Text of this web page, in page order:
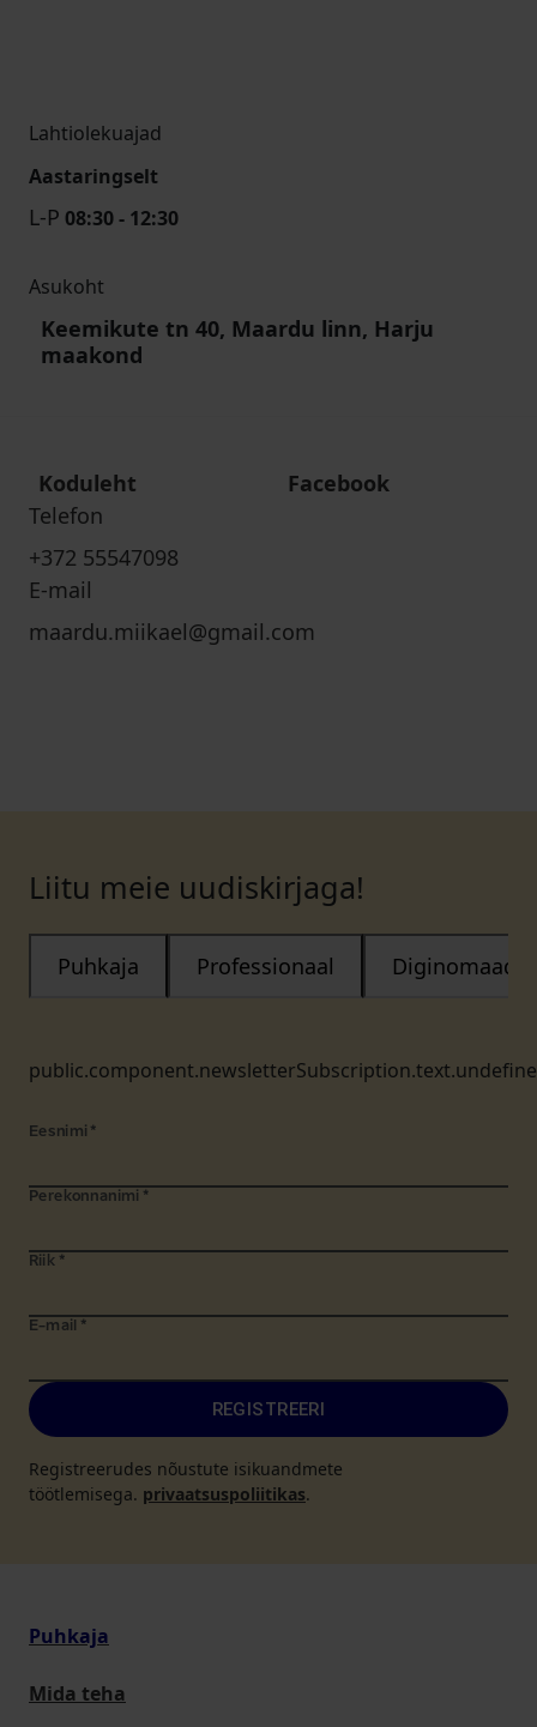
Lahtiolekuajad
Aastaringselt
L-P 08:30 - 12:30
Asukoht
Keemikute tn 40, Maardu linn, Harju
maakond
Koduleht
Facebook
Telefon
+372 55547098
E-mail
maardu.miikael@gmail.com
Liitu meie uudiskirjaga!
Puhkaja Professionaal Diginomaad
Eesnimi *
Perekonnanimi *
Riik *
E-mail *
REGISTREERI
Registreerudes nõustute isikuandmete
töötlemisega. privaatsuspoliitikas.
Puhkaja
Mida teha